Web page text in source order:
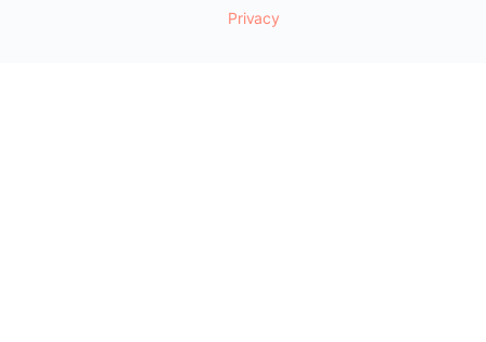
Privacy